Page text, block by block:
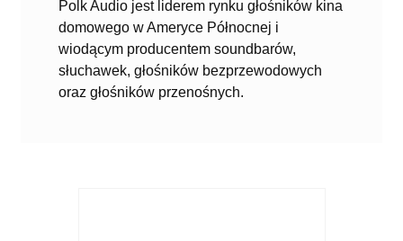
Polk Audio jest liderem rynku głośników kina
domowego w Ameryce Północnej i
wiodącym producentem soundbarów,
słuchawek, głośników bezprzewodowych
oraz głośników przenośnych.